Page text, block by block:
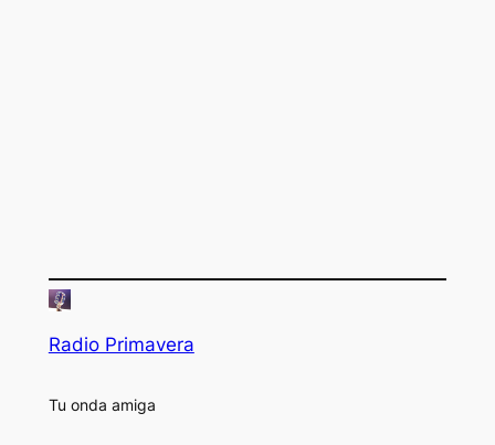
Radio Primavera
Tu onda amiga